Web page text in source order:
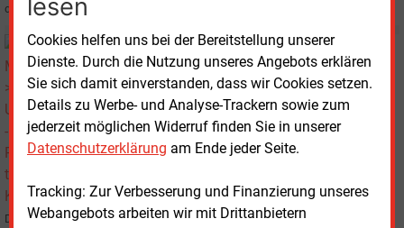
lesen
Cookies helfen uns bei der Bereitstellung unserer
Dienste. Durch die Nutzung unseres Angebots erklären
Sie sich damit einverstanden, dass wir Cookies setzen.
Details zu Werbe- und Analyse-Trackern sowie zum
jederzeit möglichen Widerruf finden Sie in unserer
Datenschutzerklärung am Ende jeder Seite.
Tracking: Zur Verbesserung und Finanzierung unseres
Webangebots arbeiten wir mit Drittanbietern
die künftige Stromversorgung der Exeltium-Unternehmen unterzeichnet.
Donnerstag, 4.01.2007, 09:28
E&M UNTERNEHMEN
EdF und Poweo tauschen Kapazitäten
Die französischen Stromkonzerne Electrcité de France (EdF) und Poweo